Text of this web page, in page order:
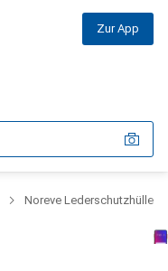
Zur App
Noreve Lederschutzhülle